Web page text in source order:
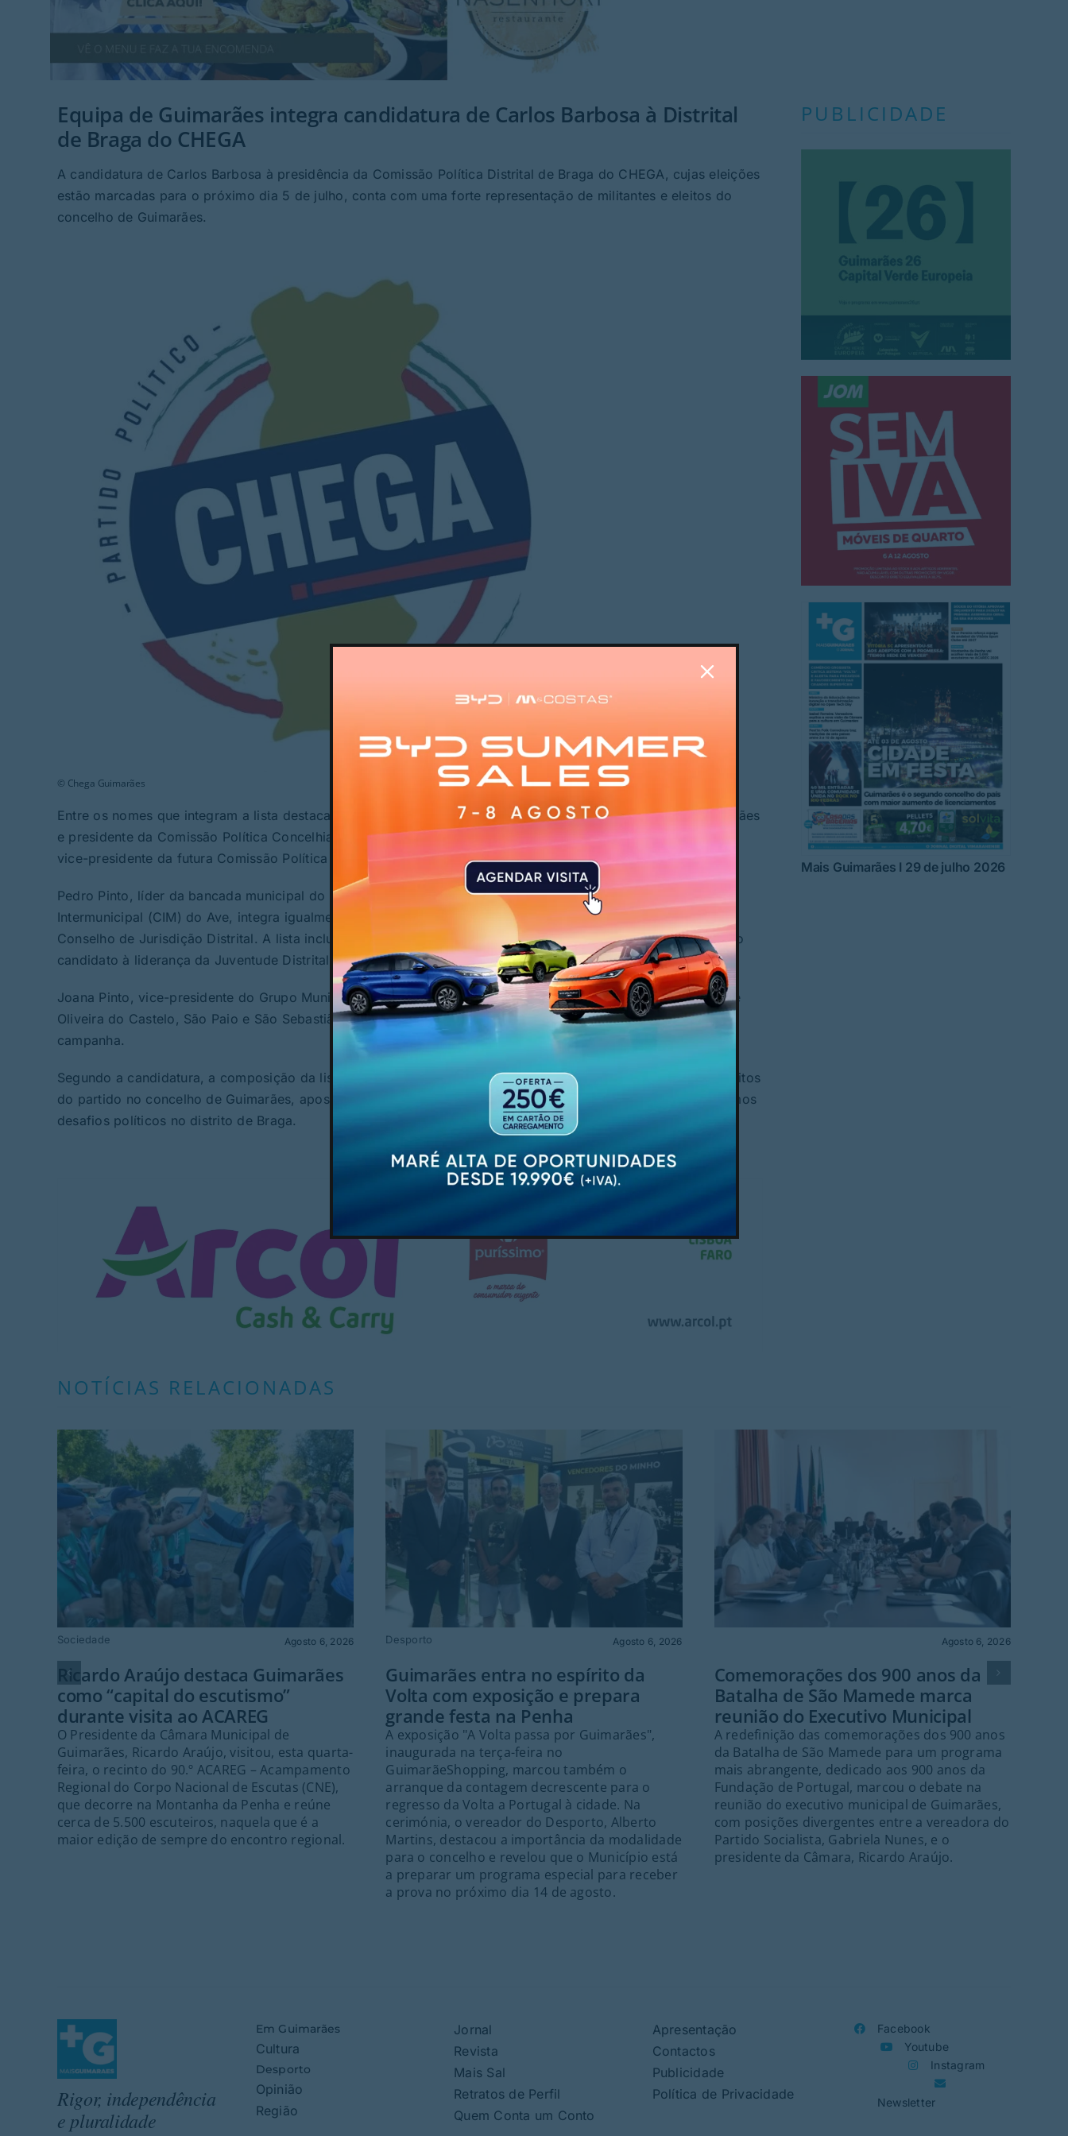
Equipa de Guimarães integra candidatura de Carlos Barbosa à Distrital
de Braga do CHEGA
A candidatura de Carlos Barbosa à presidência da Comissão Política Distrital de Braga do CHEGA, cujas eleições
estão marcadas para o próximo dia 5 de julho, conta com uma forte representação de militantes e eleitos do
concelho de Guimarães.
© Chega Guimarães
Entre os nomes que integram a lista destaca-se Nuno Vaz Monteiro, vereador na Câmara Municipal de Guimarães
e presidente da Comissão Política Concelhia do CHEGA em Guimarães, que é candidato ao cargo de primeiro
vice-presidente da futura Comissão Política Distrital.
Pedro Pinto, líder da bancada municipal do partido em Guimarães e representante do CHEGA na Comunidade
Intermunicipal (CIM) do Ave, integra igualmente a candidatura, assumindo a posição de vice-presidente do
Conselho de Jurisdição Distrital. A lista inclui ainda João Ribeiro, eleito na freguesia de Nespereira, que será o
candidato à liderança da Juventude Distrital.
Joana Pinto, vice-presidente do Grupo Municipal do CHEGA em Guimarães e eleita na União de Freguesias de
Oliveira do Castelo, São Paio e São Sebastião, desempenha as funções de mandatária das Mulheres na
campanha.
Segundo a candidatura, a composição da lista pretende refletir o trabalho desenvolvido pelos dirigentes e eleitos
do partido no concelho de Guimarães, apostando no reforço da estrutura distrital e na preparação dos próximos
desafios políticos no distrito de Braga.
PUBLICIDADE
PUBLICIDADE
Mais Guimarães I 29 de julho 2026
NOTÍCIAS RELACIONADAS
Sociedade Agosto 6, 2026
Ricardo Araújo destaca Guimarães
como “capital do escutismo”
durante visita ao ACAREG
O Presidente da Câmara Municipal de
Guimarães, Ricardo Araújo, visitou, esta quarta-
feira, o recinto do 90.º ACAREG – Acampamento
Regional do Corpo Nacional de Escutas (CNE),
que decorre na Montanha da Penha e reúne
cerca de 5.500 escuteiros, naquela que é a
maior edição de sempre do encontro regional.
Desporto Agosto 6, 2026
Guimarães entra no espírito da
Volta com exposição e prepara
grande festa na Penha
A exposição "A Volta passa por Guimarães",
inaugurada na terça-feira no
GuimarãeShopping, marcou também o
arranque da contagem decrescente para o
regresso da Volta a Portugal à cidade. Na
cerimónia, o vereador do Desporto, Alberto
Martins, destacou a importância da modalidade
para o concelho e revelou que o Município está
a preparar um programa especial para receber
a prova no próximo dia 14 de agosto.
Agosto 6, 2026
Comemorações dos 900 anos da
Batalha de São Mamede marca
reunião do Executivo Municipal
A redefinição das comemorações dos 900 anos
da Batalha de São Mamede para um programa
mais abrangente, dedicado aos 900 anos da
Fundação de Portugal, marcou o debate na
reunião do executivo municipal de Guimarães,
com posições divergentes entre a vereadora do
Partido Socialista, Gabriela Nunes, e o
presidente da Câmara, Ricardo Araújo.
Rigor, independência
e pluralidade
Em Guimarães
Cultura
Desporto
Opinião
Região
Jornal
Revista
Mais Sal
Retratos de Perfil
Quem Conta um Conto
Apresentação
Contactos
Publicidade
Política de Privacidade
Facebook
Youtube
Instagram
Newsletter